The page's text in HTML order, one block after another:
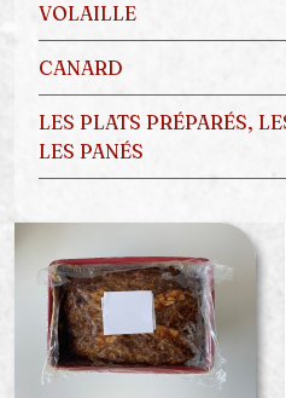
VOLAILLE
CANARD
LES PLATS PRÉPARÉS,
LES PANÉS